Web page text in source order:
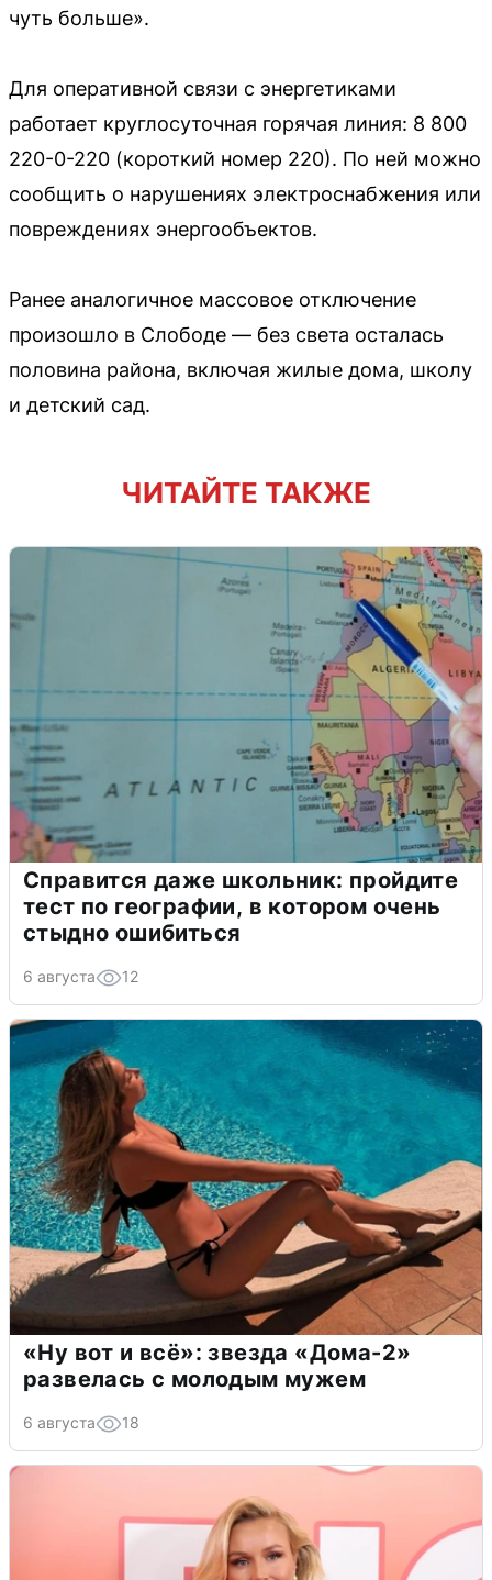
чуть больше».
Для оперативной связи с энергетиками
работает круглосуточная горячая линия: 8 800
220-0-220 (короткий номер 220). По ней можно
сообщить о нарушениях электроснабжения или
повреждениях энергообъектов.
Ранее аналогичное массовое отключение
произошло в Слободе — без света осталась
половина района, включая жилые дома, школу
и детский сад.
ЧИТАЙТЕ ТАКЖЕ
Справится даже школьник: пройдите
тест по географии, в котором очень
стыдно ошибиться
6 августа 12
«Ну вот и всё»: звезда «Дома-2»
развелась с молодым мужем
6 августа 18